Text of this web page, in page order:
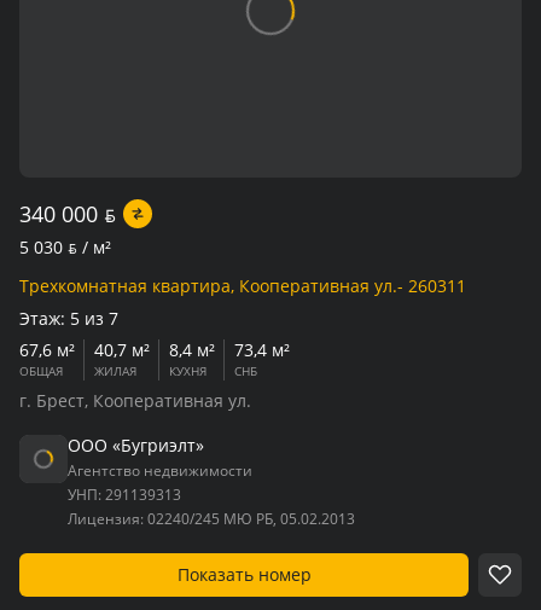
340 000 BYN
5 030 BYN / м²
Трехкомнатная квартира, Кооперативная ул.- 260311
Этаж: 5 из 7
67,6 м²
ОБЩАЯ
40,7 м²
ЖИЛАЯ
8,4 м²
КУХНЯ
73,4 м²
СНБ
г. Брест, Кооперативная ул.
ООО «Бугриэлт»
Агентство недвижимости
УНП: 291139313
Лицензия: 02240/245 МЮ РБ, 05.02.2013
Показать номер